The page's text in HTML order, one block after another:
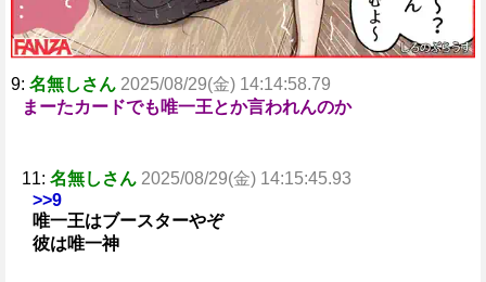
9: 名無しさん 2025/08/29(金) 14:14:58.79
まーたカードでも唯一王とか言われんのか
11: 名無しさん 2025/08/29(金) 14:15:45.93
>>9
唯一王はブースターやぞ
彼は唯一神